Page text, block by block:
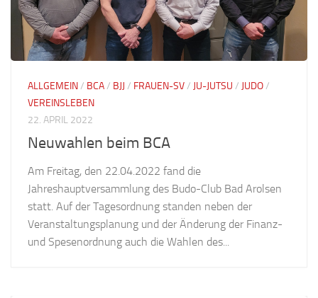
ALLGEMEIN/ BCA/ BJJ / FRAUEN-SV/ JU-JUTSU / JUDO/
VEREINSLEBEN
22. APRIL 2022
Neuwahlen beim BCA
Am Freitag, den 22.04.2022 fand die
Jahreshauptversammlung des Budo-Club Bad Arolsen
statt. Auf der Tagesordnung standen neben der
Veranstaltungsplanung und der Änderung der Finanz-
und Spesenordnung auch die Wahlen des...